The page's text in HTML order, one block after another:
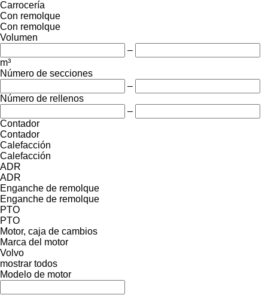
Carrocería
Con remolque
Con remolque
Volumen
–
m³
Número de secciones
–
Número de rellenos
–
Contador
Contador
Calefacción
Calefacción
ADR
ADR
Enganche de remolque
Enganche de remolque
PTO
PTO
Motor, caja de cambios
Marca del motor
Volvo
mostrar todos
Modelo de motor